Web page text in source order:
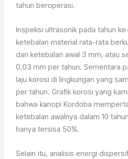
tahun beroperasi.
Inspeksi ultrasonik pada tahun
ketebalan material rata-rata
dari ketebalan awal 3 mm, atau
0,03 mm per tahun. Sementara
laju korosi di lingkungan yang
per tahun. Grafik korosi yang
bahwa kanopi Kordoba
ketebalan awalnya dalam 10
hanya tersisa 50%.
Selain itu, analisis energi